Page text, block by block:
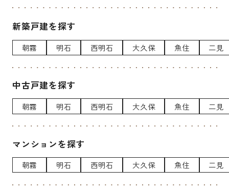
新築戸建を探す
朝霧 明石 西明石 大久保 魚住 二見
中古戸建を探す
朝霧 明石 西明石 大久保 魚住 二見
マンションを探す
朝霧 明石 西明石 大久保 魚住 二見